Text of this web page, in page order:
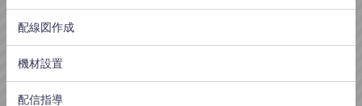
配線図作成
機材設置
配信指導